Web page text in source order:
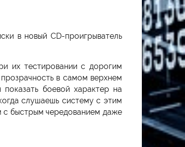
в новый CD-проигрыватель
их тестировании с дорогим
в самом верхнем
боевой характер на
слушаешь систему с этим
с быстрым чередованием даже